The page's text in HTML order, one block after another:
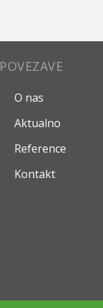
POVEZAVE
O nas
Aktualno
Reference
Kontakt